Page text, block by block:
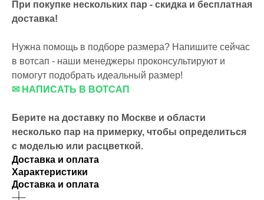
При покупке нескольких пар - скидка и бесплатная
доставка!
Нужна помощь в подборе размера? Напишите сейчас
в вотсап - наши менеджеры проконсультируют и
помогут подобрать идеальный размер!
✉ НАПИСАТЬ В ВОТСАП
Берите на доставку по Москве и области
несколько пар на примерку, чтобы определиться
с моделью или расцветкой.
Доставка и оплата
Характеристики
Доставка и оплата